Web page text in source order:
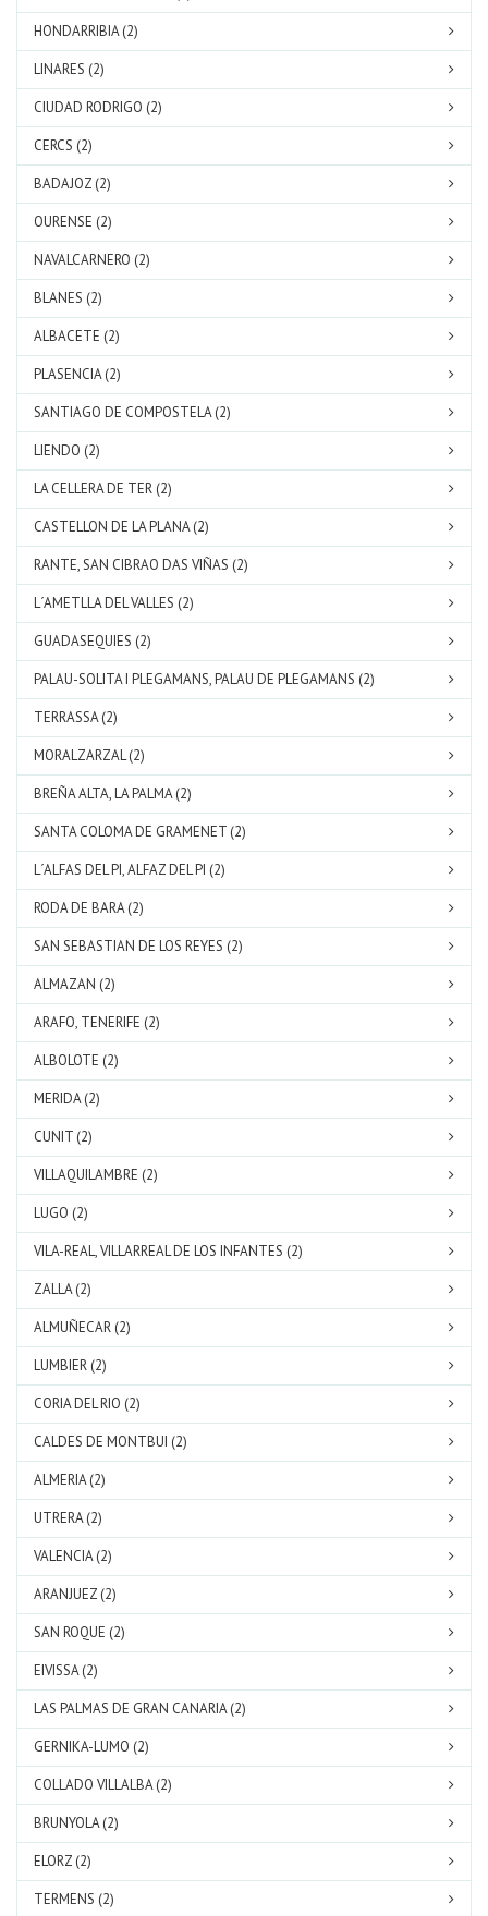
HONDARRIBIA (2)
LINARES (2)
CIUDAD RODRIGO (2)
CERCS (2)
BADAJOZ (2)
OURENSE (2)
NAVALCARNERO (2)
BLANES (2)
ALBACETE (2)
PLASENCIA (2)
SANTIAGO DE COMPOSTELA (2)
LIENDO (2)
LA CELLERA DE TER (2)
CASTELLON DE LA PLANA (2)
RANTE, SAN CIBRAO DAS VIÑAS (2)
L´AMETLLA DEL VALLES (2)
GUADASEQUIES (2)
PALAU-SOLITA I PLEGAMANS, PALAU DE PLEGAMANS (2)
TERRASSA (2)
MORALZARZAL (2)
BREÑA ALTA, LA PALMA (2)
SANTA COLOMA DE GRAMENET (2)
L´ALFAS DEL PI, ALFAZ DEL PI (2)
RODA DE BARA (2)
SAN SEBASTIAN DE LOS REYES (2)
ALMAZAN (2)
ARAFO, TENERIFE (2)
ALBOLOTE (2)
MERIDA (2)
CUNIT (2)
VILLAQUILAMBRE (2)
LUGO (2)
VILA-REAL, VILLARREAL DE LOS INFANTES (2)
ZALLA (2)
ALMUÑECAR (2)
LUMBIER (2)
CORIA DEL RIO (2)
CALDES DE MONTBUI (2)
ALMERIA (2)
UTRERA (2)
VALENCIA (2)
ARANJUEZ (2)
SAN ROQUE (2)
EIVISSA (2)
LAS PALMAS DE GRAN CANARIA (2)
GERNIKA-LUMO (2)
COLLADO VILLALBA (2)
BRUNYOLA (2)
ELORZ (2)
TERMENS (2)